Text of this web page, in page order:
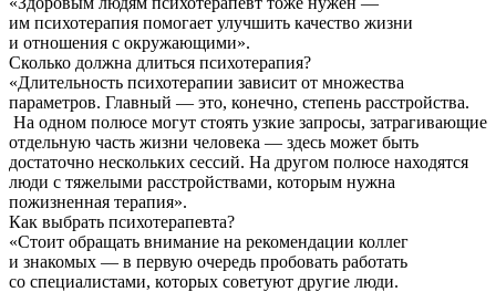
им психотерапия помогает улучшить качество жизни
и отношения с окружающими».
Сколько должна длиться психотерапия?
«Длительность психотерапии зависит от множества
параметров. Главный — это, конечно, степень расстройства.
На одном полюсе могут стоять узкие запросы, затрагивающие
отдельную часть жизни человека — здесь может быть
достаточно нескольких сессий. На другом полюсе находятся
люди с тяжелыми расстройствами, которым нужна
пожизненная терапия».
Как выбрать психотерапевта?
«Стоит обращать внимание на рекомендации коллег
и знакомых — в первую очередь пробовать работать
со специалистами, которых советуют другие люди.